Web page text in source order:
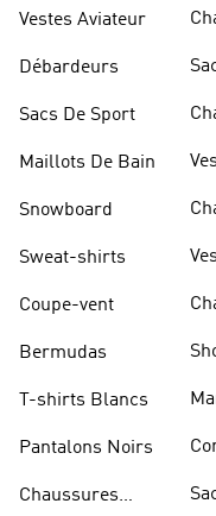
Vestes Aviateur
Débardeurs
Sacs De Sport
Maillots De Bain
Snowboard
Sweat-shirts
Coupe-vent
Bermudas
T-shirts Blancs
Pantalons Noirs
Chaussures